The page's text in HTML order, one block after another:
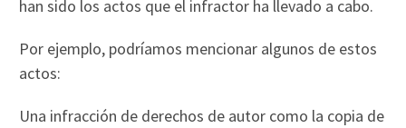
han sido los actos que el infractor ha llevado a cabo.
Por ejemplo, podríamos mencionar algunos de estos
actos:
Una infracción de derechos de autor como la copia de